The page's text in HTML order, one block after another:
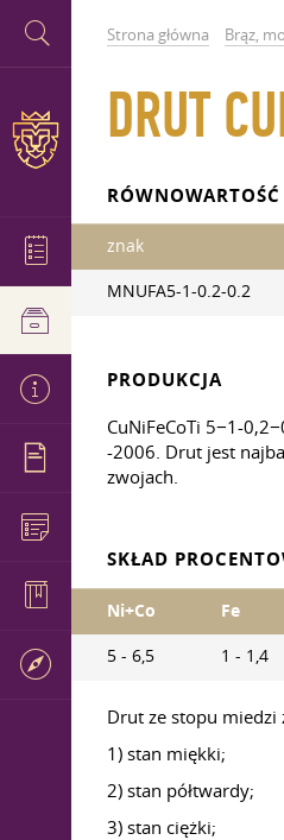
Strona główna Brąz,
DRUT
RÓWNOWARTOŚĆ
znak
MNUFA5-1-0.2-0.2
PRODUKCJA
CuNiFeCoTi 5−1-
-2006. Drut jest
zwojach.
SKŁAD
Ni+Co Fe
5 - 6,5 1 - 1,4
Drut ze stopu
1) stan miękki;
2) stan półtwardy;
3) stan ciężki;